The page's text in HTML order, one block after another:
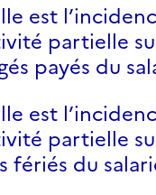
est
partielle
payés du
est
partielle
fériés du